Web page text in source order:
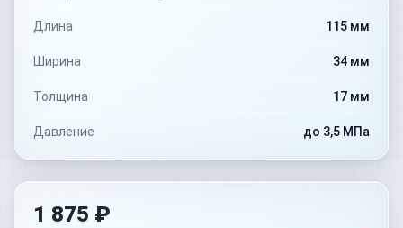
Длина 115 мм
Ширина 34 мм
Толщина 17 мм
Давление до 3,5 МПа
1 875 ₽